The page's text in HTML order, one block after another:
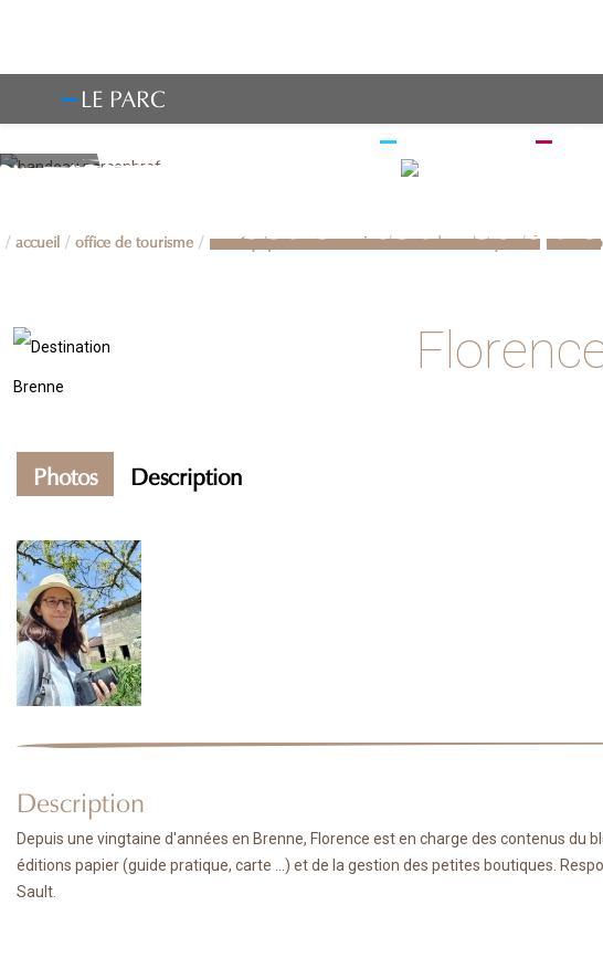
LE PARC
accueil office de tourisme une équipe à votre service accueil touristique florence
Photos Description
Description
Depuis une vingtaine d'années en Brenne, Florence est en charge des contenus du
éditions papier (guide pratique, carte ...) et de la gestion des petites boutiques.
Sault.